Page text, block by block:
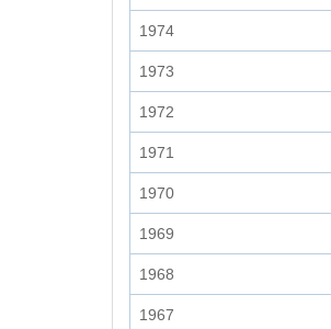
1974
1973
1972
1971
1970
1969
1968
1967